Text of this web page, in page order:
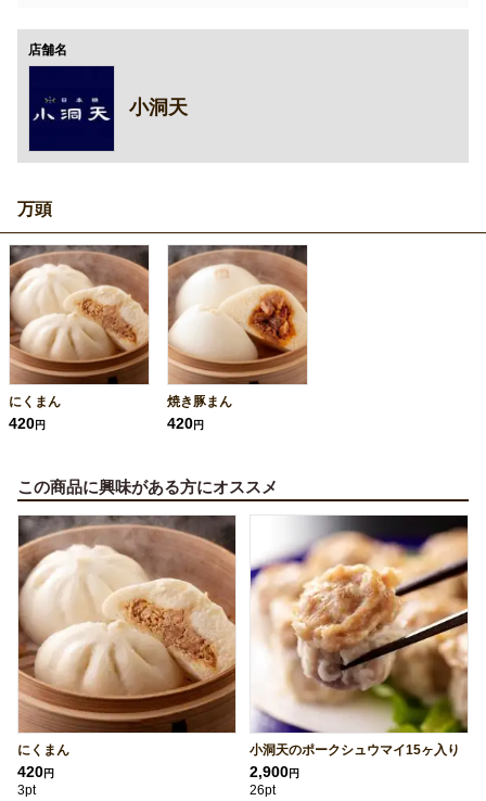
店舗名
小洞天
万頭
にくまん
420円
焼き豚まん
420円
この商品に興味がある方にオススメ
にくまん
420円
3pt
小洞天のポークシュウマイ15ヶ入り
2,900円
26pt